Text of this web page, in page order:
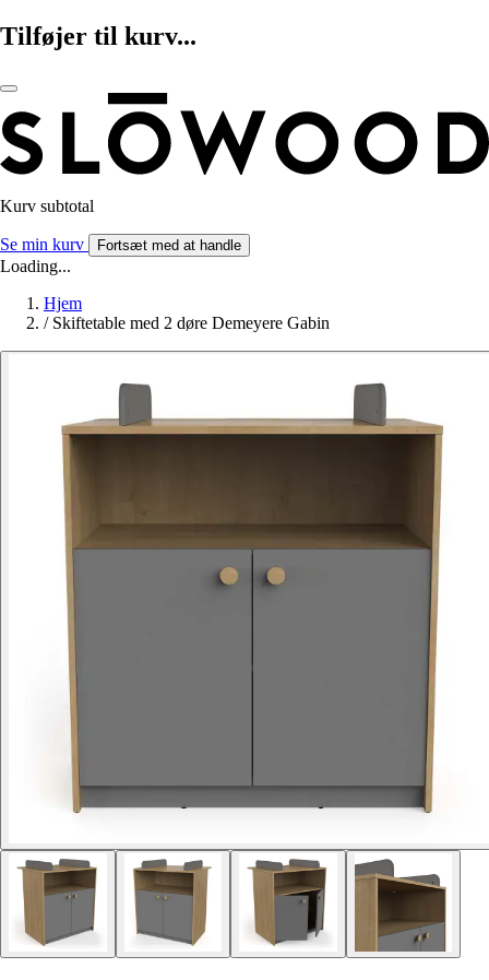
Tilføjer til kurv...
Kurv subtotal
Se min kurv Fortsæt med at handle
Loading...
Hjem
/ Skiftetable med 2 døre Demeyere Gabin